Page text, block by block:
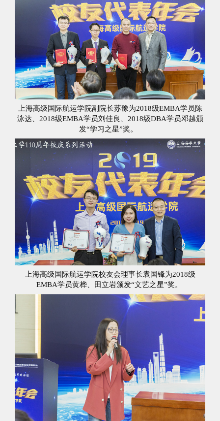
上海高级国际航运学院副院长苏豫为2018级EMBA学员陈
泳达、2018级EMBA学员刘佳良、2018级DBA学员邓越颁
发“学习之星”奖。
上海高级国际航运学院校友会理事长袁国锋为2018级
EMBA学员黄桦、田立岩颁发“文艺之星”奖。